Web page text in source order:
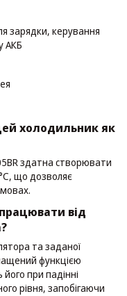
зарядки, керування
АКБ
холодильник як
здатна створювати
що дозволяє
від
та заданої
функцією
при падінні
рівня, запобігаючи